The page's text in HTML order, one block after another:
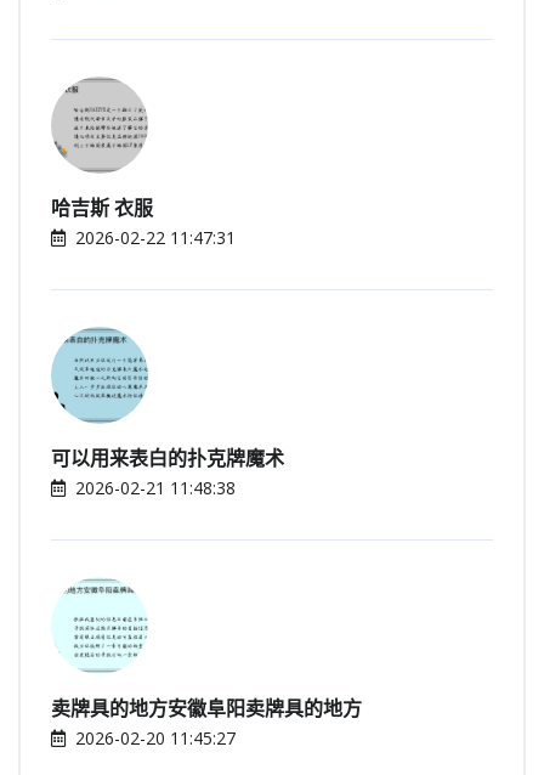
哈吉斯 衣服
2026-02-22 11:47:31
可以用来表白的扑克牌魔术
2026-02-21 11:48:38
卖牌具的地方安徽阜阳卖牌具的地方
2026-02-20 11:45:27